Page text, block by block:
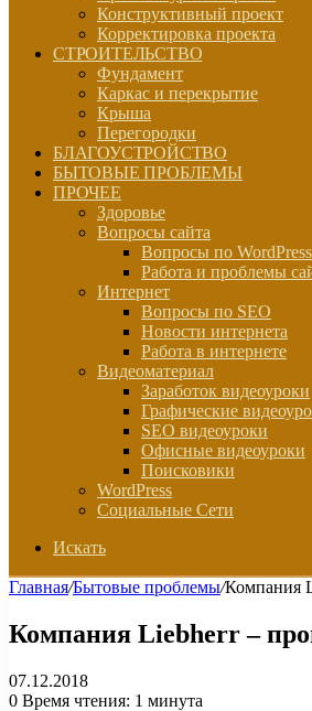
Конструктивный проект
Корректировка проекта
СТРОИТЕЛЬСТВО
Фундамент
Каркас и перекрытие
Крыша
Перегородки
БЛАГОУСТРОЙСТВО
БЫТОВЫЕ ПРОБЛЕМЫ
ПРОЧЕЕ
Здоровье
Вопросы сайта
Вопросы по WordPress
Работа и проблемы
Интернет
Вопросы по SEO
Новости интернета
Работа в интернете
Видеоматериал
Заработок видеоуроки
Графические
SEO видеоуроки
Офисные видеоуроки
Поисковики
WordPress
Социальные Сети
Искать
Главная/Бытовые проблемы/Компания
Компания Liebherr –
07.12.2018
0 Время чтения: 1 минута